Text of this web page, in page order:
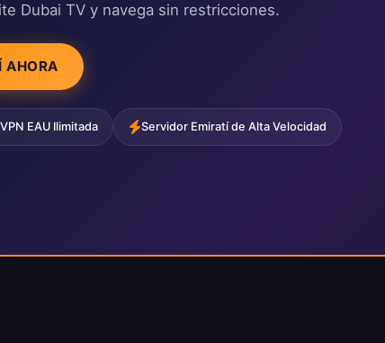
Dubai TV y navega sin restricciones.
AHORA
VPN EAU Ilimitada Servidor Emiratí de Alta Velocidad